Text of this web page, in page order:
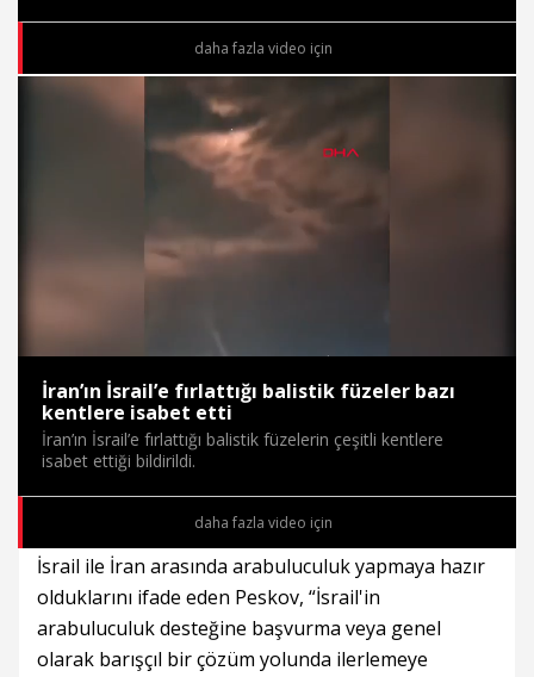
daha fazla video için
0%
0%
İran’ın İsrail’e fırlattığı balistik füzeler bazı
kentlere isabet etti
İran’ın İsrail’e fırlattığı balistik füzelerin çeşitli kentlere
isabet ettiği bildirildi.
daha fazla video için
İsrail ile İran arasında arabuluculuk yapmaya hazır
olduklarını ifade eden Peskov, “İsrail'in
arabuluculuk desteğine başvurma veya genel
olarak barışçıl bir çözüm yolunda ilerlemeye